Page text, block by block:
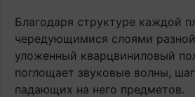
Благодаря структуре каждой
чередующимися слоями
уложенный кварцвиниловый
поглощает звуковые волны,
падающих на него предметов.